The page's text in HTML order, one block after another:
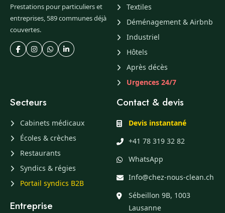
Prestations pour particuliers et
entreprises, 589 communes déjà
couvertes.
Textiles
Déménagement & Airbnb
Industriel
Hôtels
Après décès
Urgences 24/7
Secteurs
Cabinets médicaux
Écoles & crèches
Restaurants
Syndics & régies
Portail syndics B2B
Entreprise
Contact & devis
Devis instantané
+41 78 319 32 82
WhatsApp
Info@chez-nous-clean.ch
Sébeillon 9B, 1003
Lausanne